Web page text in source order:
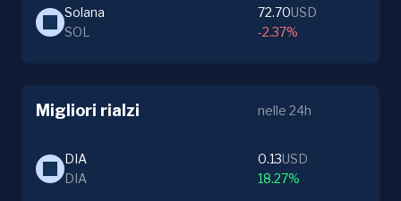
Solana
SOL
72.70USD
-2.37%
Migliori rialzi nelle 24h
DIA
DIA
0.13USD
18.27%